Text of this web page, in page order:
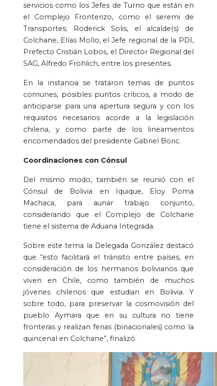
servicios como los Jefes de Turno que están en
el Complejo Fronterizo, como el seremi de
Transportes; Roderick Solis, el alcalde(s) de
Colchane, Elías Mollo, el Jefe regional de la PDI,
Prefecto Cristián Lobos, el Director Regional del
SAG, Alfredo Fröhlich, entre los presentes.
En la instancia se trataron temas de puntos
comunes, posibles puntos críticos, a modo de
anticiparse para una apertura segura y con los
requisitos necesarios acorde a la legislación
chilena, y como parte de los lineamientos
encomendados del presidente Gabriel Boric.
Coordinaciones con Cónsul
Del mismo modo, también se reunió con el
Cónsul de Bolivia en Iquique, Eloy Poma
Machaca, para aunar trabajo conjunto,
considerando que el Complejo de Colchane
tiene el sistema de Aduana Integrada.
Sobre este tema la Delegada González destacó
que “esto facilitará el tránsito entre países, en
consideración de los hermanos bolivianos que
viven en Chile, como también de muchos
jóvenes chilenos que estudian en Bolivia. Y
sobre todo, para preservar la cosmovisión del
pueblo Aymara que en su cultura no tiene
fronteras y realizan ferias (binacionales) como la
quincenal en Colchane”, finalizó.